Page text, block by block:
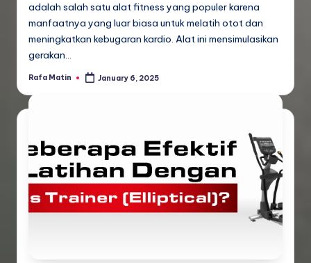
adalah salah satu alat fitness yang populer karena
manfaatnya yang luar biasa untuk melatih otot dan
meningkatkan kebugaran kardio. Alat ini mensimulasikan
gerakan…
Posted
Rafa Matin January 6, 2025